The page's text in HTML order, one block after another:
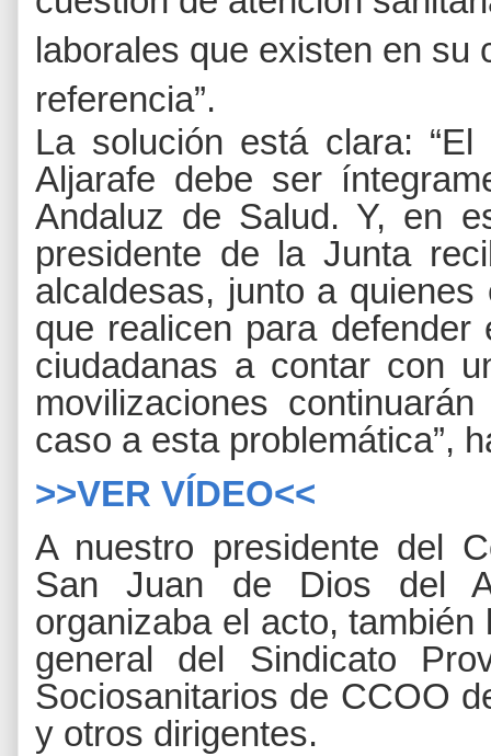
laborales que existen en su
referencia”.
La solución está clara:
Aljarafe debe ser
Andaluz de Salud. Y, en
presidente de la Junta
alcaldesas, junto a
que realicen para
ciudadanas a contar con
movilizaciones
caso a esta problemática”,
>>VER VÍDEO<<
A nuestro presidente del
San Juan de Dios del
organizaba el acto, también
general del Sindicato
Sociosanitarios de CCOO
y otros dirigentes.